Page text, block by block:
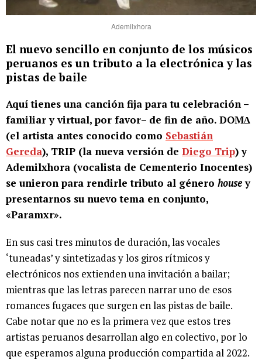
Ademilxhora
El nuevo sencillo en conjunto de los músicos
peruanos es un tributo a la electrónica y las
pistas de baile
Aquí tienes una canción fija para tu celebración –
familiar y virtual, por favor– de fin de año. DOMΔ
(el artista antes conocido como Sebastián
Gereda), TRIP (la nueva versión de Diego Trip) y
Ademilxhora (vocalista de Cementerio Inocentes)
se unieron para rendirle tributo al género housey
presentarnos su nuevo tema en conjunto,
«Paramxr».
En sus casi tres minutos de duración, las vocales
‘tuneadas’ y sintetizadas y los giros rítmicos y
electrónicos nos extienden una invitación a bailar;
mientras que las letras parecen narrar uno de esos
romances fugaces que surgen en las pistas de baile.
Cabe notar que no es la primera vez que estos tres
artistas peruanos desarrollan algo en colectivo, por lo
que esperamos alguna producción compartida al 2022.